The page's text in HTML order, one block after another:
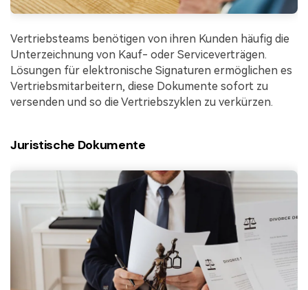
Vertriebsteams benötigen von ihren Kunden häufig die
Unterzeichnung von Kauf- oder Serviceverträgen.
Lösungen für elektronische Signaturen ermöglichen es
Vertriebsmitarbeitern, diese Dokumente sofort zu
versenden und so die Vertriebszyklen zu verkürzen.
Juristische Dokumente